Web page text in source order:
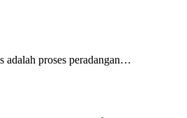
adalah proses peradangan…